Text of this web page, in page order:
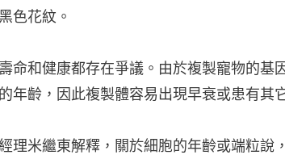
色花紋。
命和健康都存在爭議。由於複製寵物的基
年齡，因此複製體容易出現早衰或患有其
理米繼東解釋，關於細胞的年齡或端粒說